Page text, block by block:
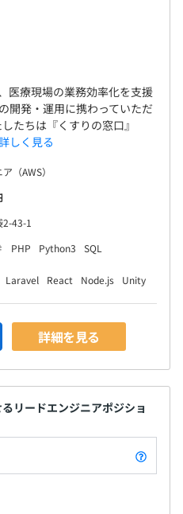
医療現場の業務効率化を支援
開発・運用に携わっていただ
たちは『くすりの窓口』
しく見る
（AWS）
43-1
PHP Python3
SQL
Laravel React Node.js Unity
詳細を見る
リードエンジニアポジショ